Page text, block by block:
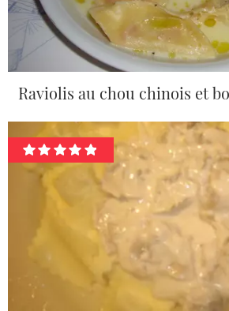
Raviolis au chou chinois et